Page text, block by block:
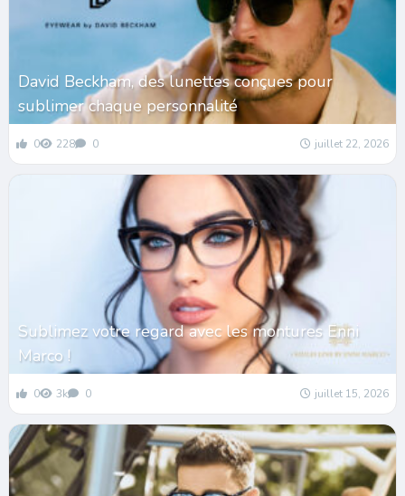
David Beckham, des lunettes conçues pour
sublimer chaque personnalité
0 228 0 juillet 22, 2026
Sublimez votre regard avec les montures Enni
Marco !
0 3k 0 juillet 15, 2026